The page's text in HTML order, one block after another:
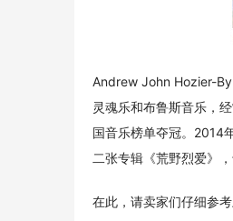
Andrew John Hozier-
灵魂乐和布鲁斯音乐，
国音乐榜单夺冠。2014
二张专辑《荒野烈爱》
在此，请卖家们仔细参